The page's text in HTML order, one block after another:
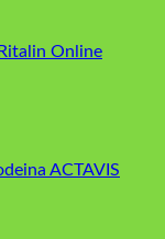
Online
ACTAVIS